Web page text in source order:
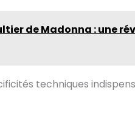
de Madonna : une
techniques